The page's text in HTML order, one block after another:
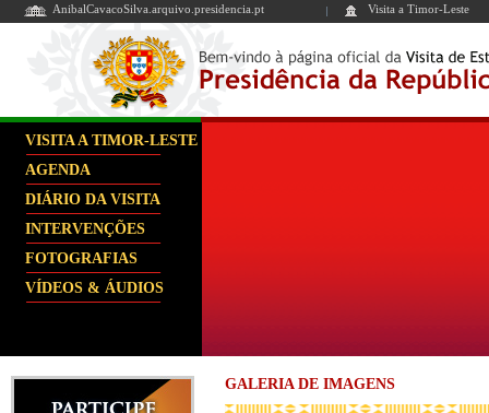
AnibalCavacoSilva.arquivo.presidencia.pt Visita a Timor-Leste
VISITA A TIMOR-LESTE
AGENDA
DIÁRIO DA VISITA
INTERVENÇÕES
FOTOGRAFIAS
VÍDEOS & ÁUDIOS
GALERIA DE IMAGENS